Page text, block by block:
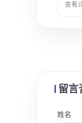
品分
查看
留言
姓名